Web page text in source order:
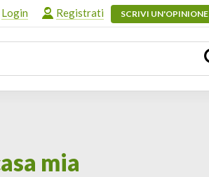
Login Registrati SCRIVI UN'OPINIONE
mia